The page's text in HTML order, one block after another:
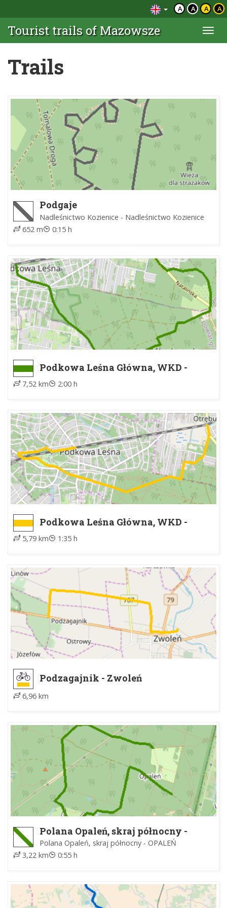
A A A A
Tourist trails of Mazowsze
Trails
Podgaje
Nadleśnictwo Kozienice - Nadleśnictwo Kozienice
652 m
0:15 h
Podkowa Leśna Główna, WKD -
7,52 km 2:00 h
Podkowa Leśna Główna, WKD -
5,79 km 1:35 h
Podzagajnik - Zwoleń
6,96 km
Polana Opaleń, skraj północny -
Polana Opaleń, skraj południowy
Polana Opaleń, skraj północny - OPALEŃ
3,22 km
0:55 h